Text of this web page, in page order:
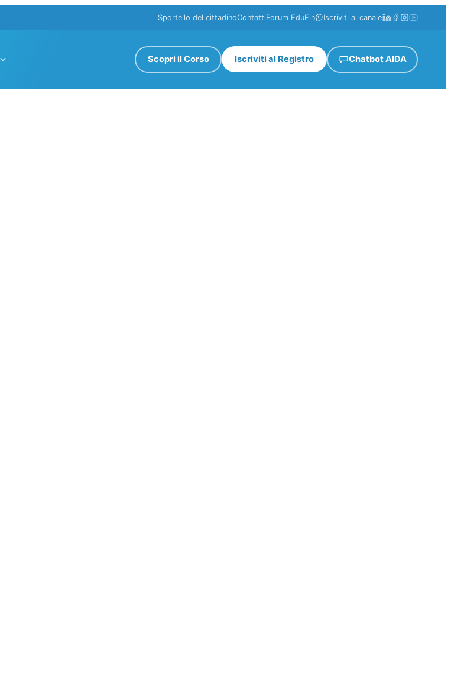
Sportello del cittadinoContattiForum EduFin Iscriviti al canale
Scopri il Corso Iscriviti al Registro Chatbot AIDA